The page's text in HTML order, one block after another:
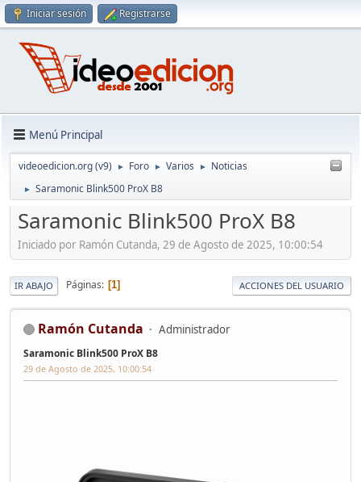
Iniciar sesión Registrarse
Menú Principal
videoedicion.org (v9) ► Foro ► Varios ► Noticias
► Saramonic Blink500 ProX B8
Saramonic Blink500 ProX B8
Iniciado por Ramón Cutanda, 29 de Agosto de 2025, 10:00:54
IR ABAJO Páginas 1 ACCIONES DEL USUARIO
Ramón Cutanda Administrador
Saramonic Blink500 ProX B8
29 de Agosto de 2025, 10:00:54